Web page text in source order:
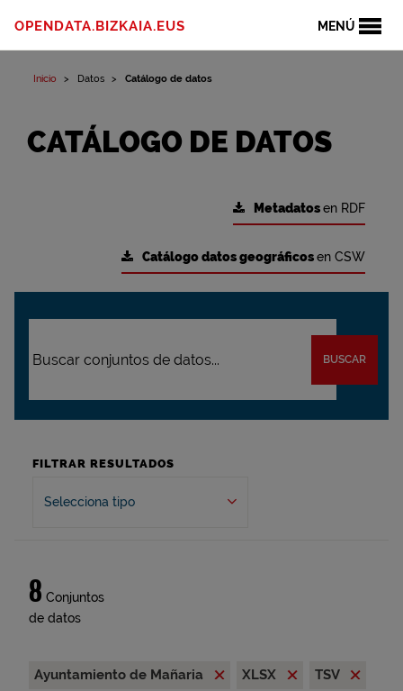
MENÚ
OPENDATA.BIZKAIA.EUS
Inicio Datos Catálogo de datos
CATÁLOGO DE DATOS
Metadatosen RDF
Catálogo datos geográficosen CSW
BUSCAR
FILTRAR RESULTADOS
Selecciona tipo
8 Conjuntos
de datos
Ayuntamiento de Mañaria XLSX
TSV